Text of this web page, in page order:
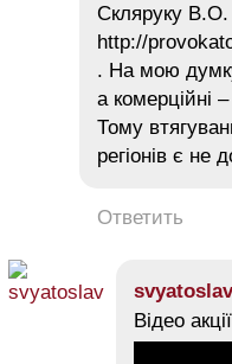
Скляруку В.О.
http://
. На мою думку
а комерційні
Тому
регіонів є не
Ответить
svyatoslav
Відео